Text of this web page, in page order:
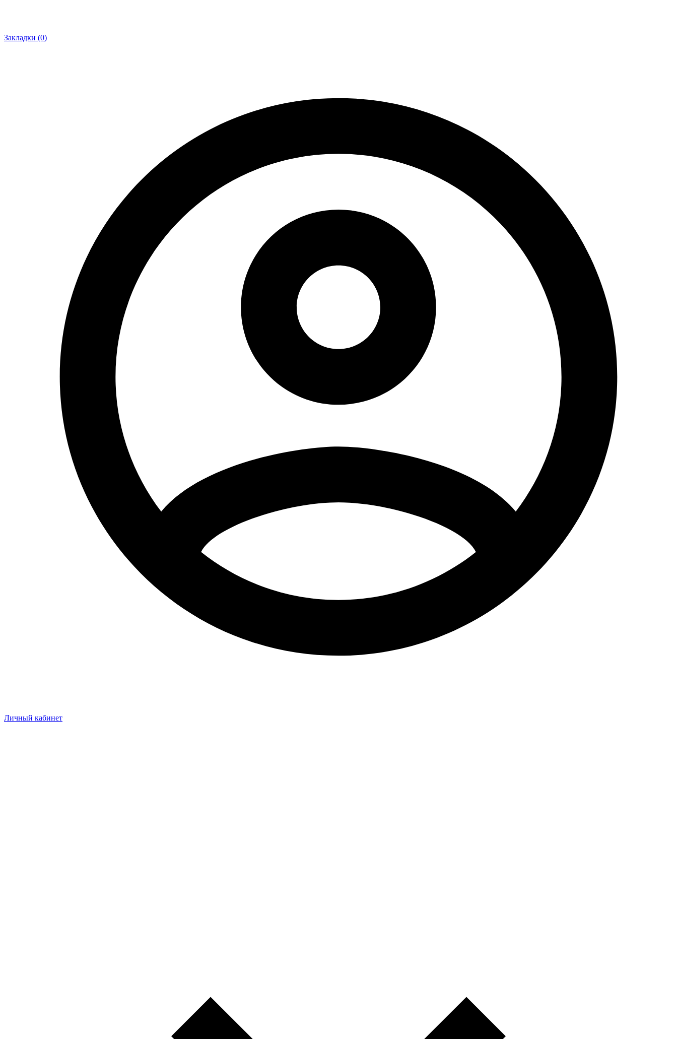
Закладки (0)
Личный кабинет